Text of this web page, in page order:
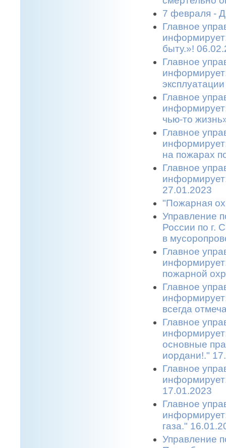
7 февраля -
Главное
быту.»!
Главное
Главное
чью-то
Главное
на пожарах
Главное
27.01.2023
"Пожарная
Управление
России по г.
в
Главное
пожарной
Главное
всегда
Главное
основные
иордани!."
Главное
17.01.2023
Главное
газа."
Управление